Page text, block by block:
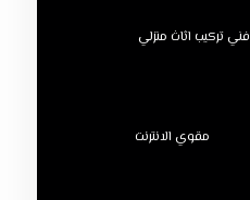
فني تركيب اثاث منزلي
مقوي الانترنت